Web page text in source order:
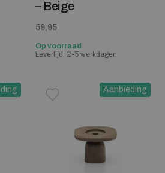
– Beige
59,95
Op voorraad
Levertijd: 2-5 werkdagen
Aanbieding
Toevoegen aan
Verwijderen van verlanglijst